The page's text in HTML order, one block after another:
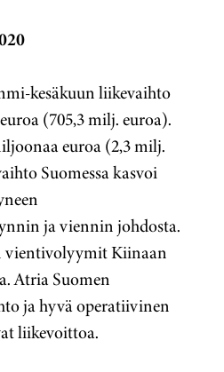
kesäkuun liikevaihto
(705,3 milj. euroa).
euroa (2,3 milj.
Suomessa kasvoi
ja viennin johdosta.
vientivolyymit Kiinaan
Atria Suomen
ja hyvä operatiivinen
liikevoittoa.